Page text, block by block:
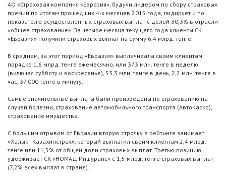
АО «Страховая компания «Евразия», будучи лидером по сбору страховых
премий по итогам прошедших 4-х месяцев 2015 года, лидирует и по
показателю осуществленных страховых выплат с долей 30,3% в отрасли
«общее страхование». За четыре месяца текущего года клиенты СК
«Евразия» получили страховых выплат на сумму 6,4 млрд. тенге.
В среднем, за этот период «Евразия» выплачивала своим клиентам
порядка 1,6 млрд. тенге ежемесячно, или 373 млн. тенге в неделю
(включая субботу и воскресенье), 53,3 млн. тенге в день, 2,2 млн. тенге в
час, 37 000 тенге в минуту.
Самые значительные выплаты были произведены по страхованию на
случай болезни, страхование автомобильного транспорта (АвтоКаско),
страхование имущества.
С большим отрывом от Евразии вторую строчку в рейтинге занимает
«Халык - Казахинстрах», который выплатил своим клиентам 2,4 млрд.
тенге или 11,5% от общей доли страховых выплат. Третью позицию
удерживает СК «НОМАД Иншуранс» с 1,5 млрд. тенге страховых выплат
(7,2% всех выплат в стране).